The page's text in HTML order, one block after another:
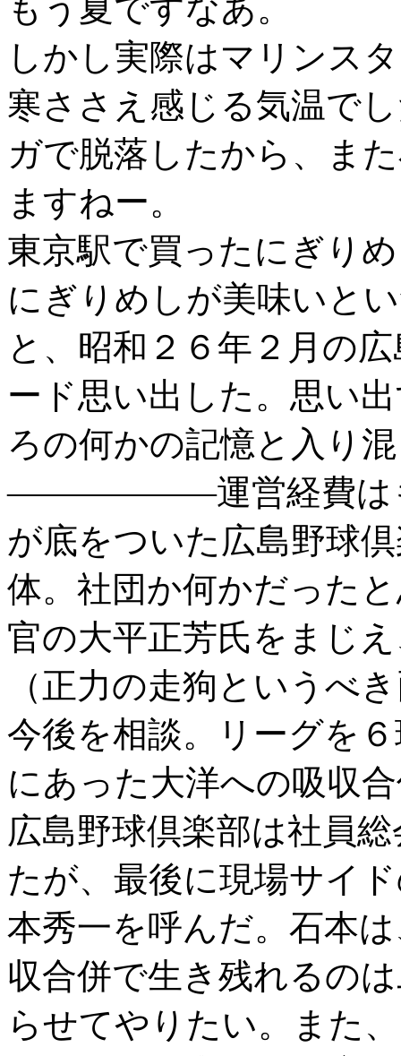
もう夏ですなあ。
しかし実際はマリンス
寒ささえ感じる気温で
ガで脱落したから、ま
ますねー。
東京駅で買ったにぎり
にぎりめしが美味いと
と、昭和２６年２月の
ード思い出した。思い
ろの何かの記憶と入り
――――――運営経費はも
が底をついた広島野球
体。社団か何かだった
官の大平正芳氏をまじ
（正力の走狗というべ
今後を相談。リーグを
にあった大洋への吸収
広島野球倶楽部は社員
たが、最後に現場サイ
本秀一を呼んだ。石本
収合併で生き残れるの
らせてやりたい。また